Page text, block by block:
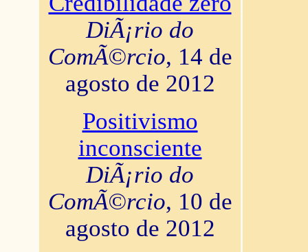
DiÃ¡rio do
ComÃ©rcio, 14 de
agosto de 2012
Positivismo
inconsciente
DiÃ¡rio do
ComÃ©rcio, 10 de
agosto de 2012